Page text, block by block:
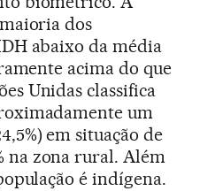
dos
abaixo da média
acima do que
Unidas classifica
um
em situação de
na zona rural. Além
é indígena.